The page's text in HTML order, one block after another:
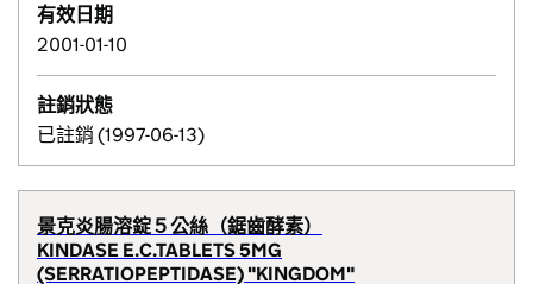
有效日期
2001-01-10
註銷狀態
已註銷 (1997-06-13)
景克炎腸溶錠５公絲（鋸齒酵素）
KINDASE E.C.TABLETS 5MG
(SERRATIOPEPTIDASE) "KINGDOM"